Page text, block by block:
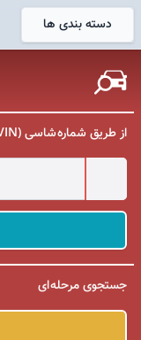
دسته بندی ها
از طریق شماره شاسی (VIN)
جستجوی مرحله ای